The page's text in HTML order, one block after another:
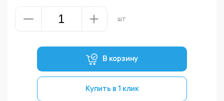
шт
В корзину
Купить в 1 клик